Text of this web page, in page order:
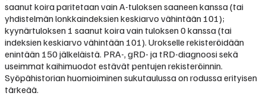
saanut koira paritetaan vain A-tuloksen saaneen kanssa (tai
yhdistelmän lonkkaindeksien keskiarvo vähintään 101);
kyynärtuloksen 1 saanut koira vain tuloksen 0 kanssa (tai
indeksien keskiarvo vähintään 101). Urokselle rekisteröidään
enintään 150 jälkeläistä. PRA-, gRD- ja tRD-diagnoosi sekä
useimmat kaihimuodot estävät pentujen rekisteröinnin.
Syöpähistorian huomioiminen sukutaulussa on rodussa erityisen
tärkeää.